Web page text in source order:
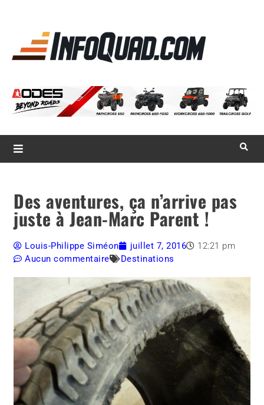
Magazine InfoQuad.com
Des aventures, ça n’arrive pas
juste à Jean-Marc Parent !
Louis-Philippe Siméon juillet 7, 2016
12:21 pm
Aucun commentaire
Destinations